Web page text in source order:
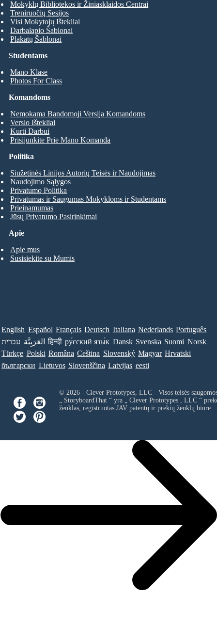
Studentams
Mano Klase
Photos For Class
Mokyklų Bibliotekos ir Žiniasklaidos Centrai
Treniruočių Sesijos
Visi Mokytojų Ištekliai
Darbalapio Šablonai
Plakatų Šablonai
Komandoms
Nemokama Bandomoji Versija Komandoms
Verslo Ištekliai
Kurti Darbui
Prisijunkite Prie Mano Komanda
Apie
Apie mus
Susisiekite su Mumis
Politika
Siužetinės Linijos Autorių Teisės ir Naudojimas
Naudojimo Sąlygos
Privatumo Politika
Privatumas ir Saugumas Mokykloms ir Studentams
Prieinamumas
Jūsų Privatumo Pasirinkimai
English Español Français Deutsch Italiana Nederlands Português
עברית العَرَبِيَّة हिन्दी ру́сский язы́к Dansk Svenska Suomi Norsk
Türkçe Polski Româna Ceština Slovenský Magyar Hrvatski
български Lietuvos Slovenščina Latvijas eesti
© 2026 - Clever Prototypes, LLC - Visos teisės
„ StoryboardThat “ yra „ Clever Prototypes , LLC“
ženklas, registruotas JAV patentų ir prekių ženklų biure.